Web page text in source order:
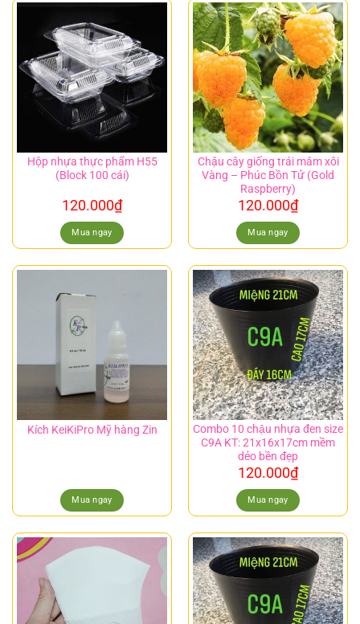
Hộp nhựa thực phẩm H55
(Block 100 cái)
120.000₫
Mua ngay
Chậu cây giống trái mâm xôi
Vàng – Phúc Bồn Tử (Gold
Raspberry)
120.000₫
Mua ngay
Kích KeiKiPro Mỹ hàng Zin
Mua ngay
Combo 10 chậu nhựa đen size
C9A KT: 21x16x17cm mềm
dẻo bền đẹp
120.000₫
Mua ngay